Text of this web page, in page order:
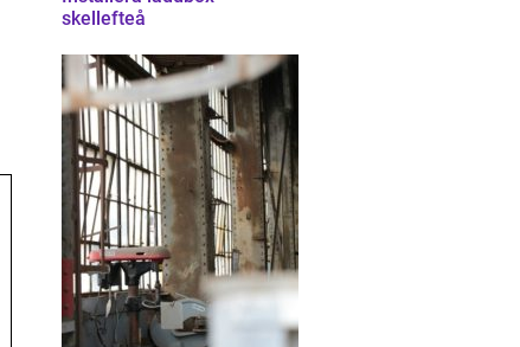
skellefteå